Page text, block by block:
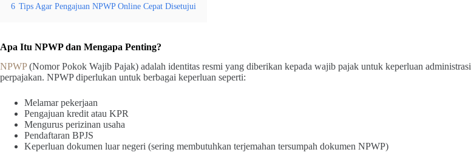
6 Tips Agar Pengajuan NPWP Online Cepat Disetujui
Apa Itu NPWP dan Mengapa Penting?
NPWP(Nomor Pokok Wajib Pajak) adalah identitas resmi yang diberikan kepada wajib pajak untuk keperluan administrasi
perpajakan. NPWP diperlukan untuk berbagai keperluan seperti:
Melamar pekerjaan
Pengajuan kredit atau KPR
Mengurus perizinan usaha
Pendaftaran BPJS
Keperluan dokumen luar negeri (sering membutuhkan terjemahan tersumpah dokumen NPWP)